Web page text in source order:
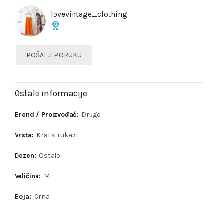
lovevintage_clothing
POŠALJI PORUKU
Ostale informacije
Brend / Proizvođač: Drugo
Vrsta: Kratki rukavi
Dezen: Ostalo
Veličina: M
Boja: Crna